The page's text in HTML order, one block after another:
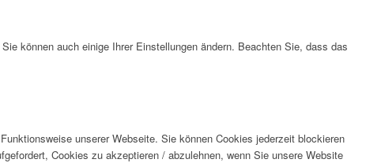
können auch einige Ihrer Einstellungen ändern. Beachten Sie, dass das
unserer Webseite. Sie können Cookies jederzeit blockieren
Cookies zu akzeptieren / abzulehnen, wenn Sie unsere Website